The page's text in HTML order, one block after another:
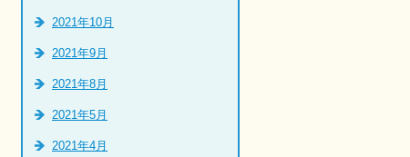
2021年10月
2021年9月
2021年8月
2021年5月
2021年4月